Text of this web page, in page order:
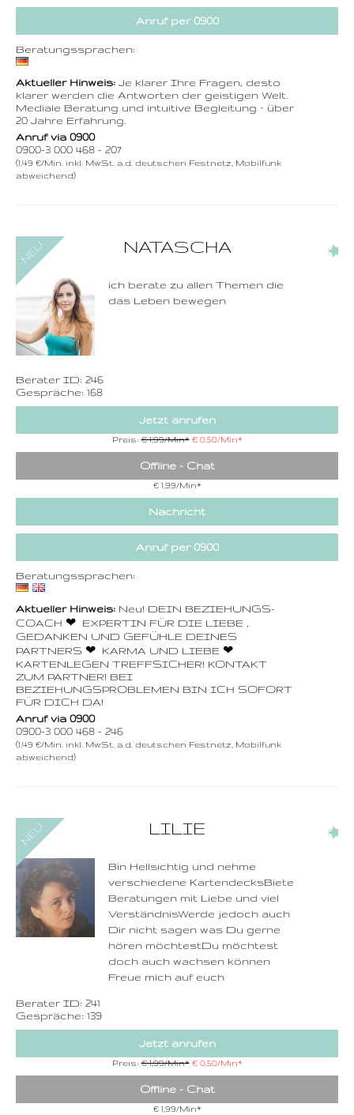
Anruf per 0900
Beratungssprachen:
Aktueller Hinweis: Je klarer Ihre Fragen, desto
klarer werden die Antworten der geistigen Welt.
Mediale Beratung und intuitive Begleitung – über
20 Jahre Erfahrung.
Anruf via 0900
0900-3 000 468 - 207
(1,49 €/Min. inkl. MwSt. a.d. deutschen Festnetz, Mobilfunk
abweichend)
NATASCHA (2)
ich berate zu allen Themen die
das Leben bewegen
Berater ID: 246
Gespräche: 168
Jetzt anrufen
Preis:€ 1,99/Min* € 0,50/Min*
Offline - Chat
€ 1,99/Min*
Nachricht
Anruf per 0900
0900-3 000 468 - 246
1,49 €/Min. inkl. MwSt.
Wählen Sie diese
Rufnummer inklusive
dem Beratercode
Zurück
Beratungssprachen:
Aktueller Hinweis: Neu! DEIN BEZIEHUNGS-
COACH ❤ ️ EXPERTIN FÜR DIE LIEBE ,
GEDANKEN UND GEFÜHLE DEINES
PARTNERS ❤ ️ KARMA UND LIEBE ❤
️KARTENLEGEN TREFFSICHER! KONTAKT
ZUM PARTNER! BEI
BEZIEHUNGSPROBLEMEN BIN ICH SOFORT
FÜR DICH DA!
Anruf via 0900
0900-3 000 468 - 246
(1,49 €/Min. inkl. MwSt. a.d. deutschen Festnetz, Mobilfunk
abweichend)
LILIE (2)
Bin Hellsichtig und nehme
verschiedene KartendecksBiete
Beratungen mit Liebe und viel
VerständnisWerde jedoch auch
Dir nicht sagen was Du gerne
hören möchtestDu möchtest
doch auch wachsen können
Freue mich auf euch
Berater ID: 241
Gespräche: 139
Jetzt anrufen
Preis:€ 1,99/Min* € 0,50/Min*
Offline - Chat
€ 1,99/Min*
0900-3 000 468 - 241
1,49 €/Min. inkl. MwSt.
Wählen Sie diese
Rufnummer inklusive
dem Beratercode
Zurück